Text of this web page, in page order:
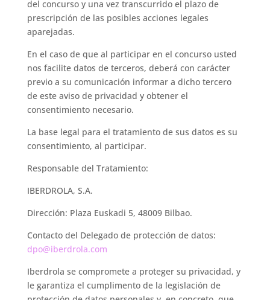
del concurso y una vez transcurrido el plazo de
prescripción de las posibles acciones legales
aparejadas.
En el caso de que al participar en el concurso usted
nos facilite datos de terceros, deberá con carácter
previo a su comunicación informar a dicho tercero
de este aviso de privacidad y obtener el
consentimiento necesario.
La base legal para el tratamiento de sus datos es su
consentimiento, al participar.
Responsable del Tratamiento:
IBERDROLA, S.A.
Dirección: Plaza Euskadi 5, 48009 Bilbao.
Contacto del Delegado de protección de datos:
dpo@iberdrola.com
Iberdrola se compromete a proteger su privacidad, y
le garantiza el cumplimento de la legislación de